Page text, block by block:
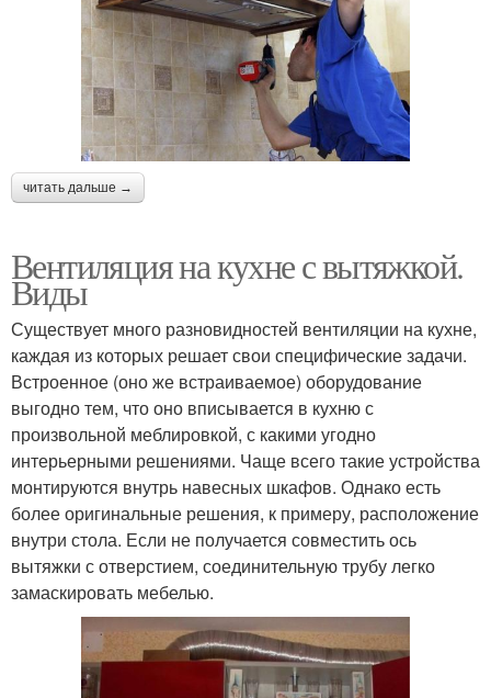
читать дальше →
Вентиляция на кухне с вытяжкой.
Виды
Существует много разновидностей вентиляции на кухне,
каждая из которых решает свои специфические задачи.
Встроенное (оно же встраиваемое) оборудование
выгодно тем, что оно вписывается в кухню с
произвольной меблировкой, с какими угодно
интерьерными решениями. Чаще всего такие устройства
монтируются внутрь навесных шкафов. Однако есть
более оригинальные решения, к примеру, расположение
внутри стола. Если не получается совместить ось
вытяжки с отверстием, соединительную трубу легко
замаскировать мебелью.